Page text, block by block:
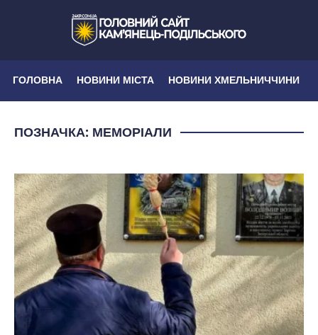
ГОЛОВНА НОВИНИ МІСТА НОВИНИ ХМЕЛЬНИЧЧИНИ
ПОЗНАЧКА: МЕМОРІАЛИ